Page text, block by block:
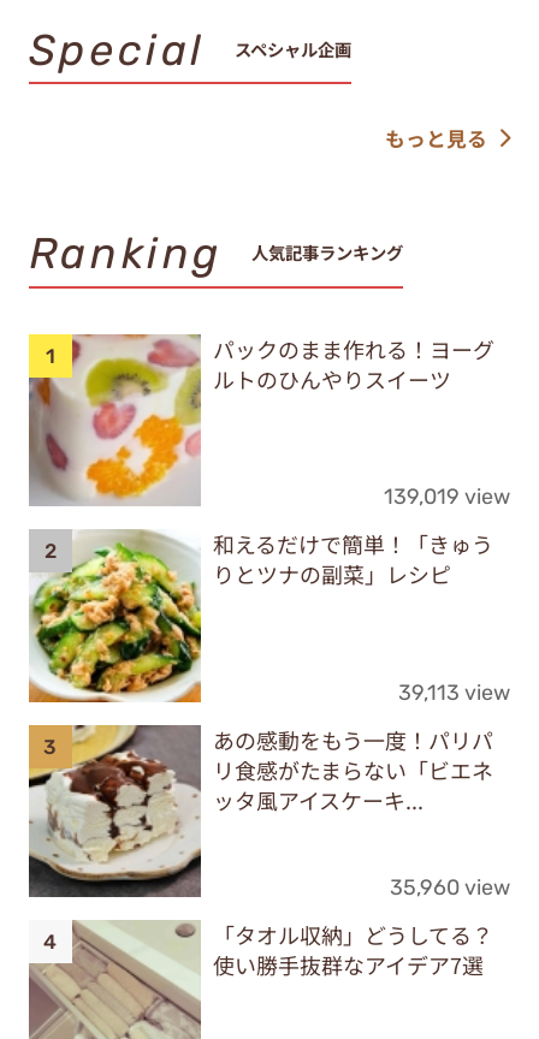
Special スペシャル企画
もっと見る
Ranking 人気記事ランキング
パックのまま作れる！ヨーグ
ルトのひんやりスイーツ
139,019 view
和えるだけで簡単！「きゅう
りとツナの副菜」レシピ
39,113 view
あの感動をもう一度！パリパ
リ食感がたまらない「ビエネ
ッタ風アイスケーキ...
35,960 view
「タオル収納」どうしてる？
使い勝手抜群なアイデア7選